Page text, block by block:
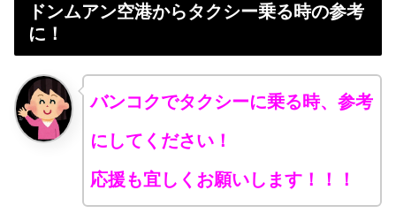
ドンムアン空港からタクシー乗る時の参考
に！
バンコクでタクシーに乗る時、参考
にしてください！
応援も宜しくお願いします！！！